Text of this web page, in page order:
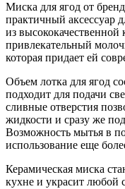
Миска для ягод от
практичный аксессуар
из
привлекательный
которая придает ей
Объем лотка для ягод
подходит для подачи
сливные отверстия
жидкости и сразу же
Возможность мытья в
использование еще
Керамическая миска
кухне и украсит любой